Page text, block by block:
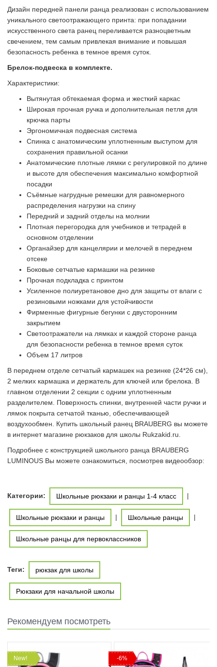
Дизайн передней панели ранца реализован с использованием
уникального светоотражающего принта: при попадании
искусственного света ранец переливается разноцветным
свечением, тем самым привлекая внимание и повышая
безопасность ребенка в темное время суток.
Брелок-подвеска в комплекте.
Характеристики:
Вытянутая обтекаемая форма и жесткий каркас
Широкая прочная ручка и дополнительная петля для
крючка парты
Эргономичная подвесная система
Спинка с анатомическим уплотненным выступом для
сохранения правильной осанки
Анатомические плотные лямки с регулировкой по длине
и высоте для обеспечения максимально комфортной
посадки
Съёмные нагрудные ремешки для равномерного
распределения нагрузки на спину
Передний и задний отделы на молнии
Плотная перегородка для учебников и тетрадей в
основном отделении
Органайзер для канцелярии и мелочей в переднем
отсеке
Боковые сетчатые кармашки на резинке
Прочная подкладка с принтом
Усиленное полиуретановое дно для защиты от влаги с
резиновыми ножками для устойчивости
Фирменные фигурные бегунки с двусторонним
закрытием
Светоотражатели на лямках и каждой стороне ранца
для безопасности ребенка в темное время суток
Объем 17 литров
В переднем отделе сетчатый кармашек на резинке (24*26 см),
2 мелких кармашка и держатель для ключей или брелока. В
главном отделении 2 секции с одним уплотненным
разделителем. Поверхность спинки, внутренней части ручки и
лямок покрыта сетчатой тканью, обеспечивающей
воздухообмен. Купить школьный ранец BRAUBERG вы можете
в интернет магазине рюкзаков для школы Rukzakid.ru.
Подробнее с конструкцией школьного ранца BRAUBERG
LUMINOUS Вы можете ознакомиться, посмотрев видеообзор:
Категории: Школьные рюкзаки и ранцы 1-4 класс |
Школьные рюкзаки и ранцы | Школьные ранцы |
Школьные ранцы для первоклассников
Теги: рюкзак для школы
Рюкзаки для начальной школы
Рекомендуем посмотреть
New! -6%